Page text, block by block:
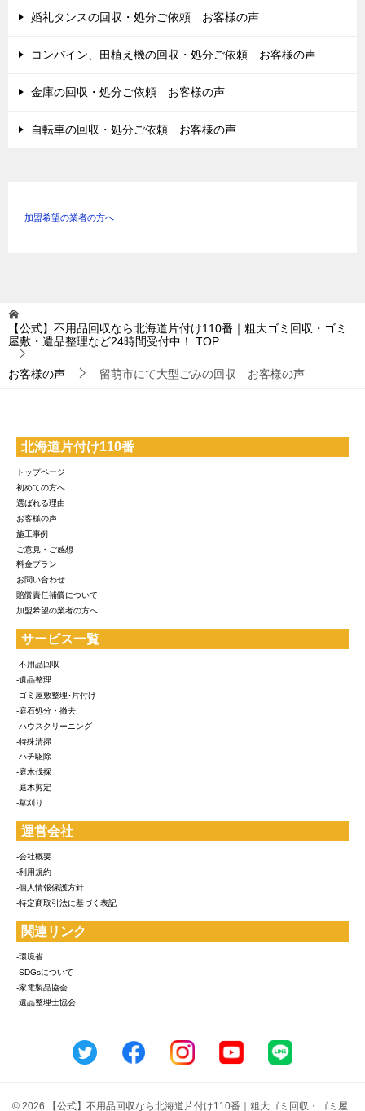
婚礼タンスの回収・処分ご依頼 お客様の声
コンバイン、田植え機の回収・処分ご依頼 お客様の声
金庫の回収・処分ご依頼 お客様の声
自転車の回収・処分ご依頼 お客様の声
加盟希望の業者の方へ
【公式】不用品回収なら北海道片付け110番｜粗大ゴミ回収・ゴミ
屋敷・遺品整理など24時間受付中！
TOP
お客様の声 留萌市にて大型ごみの回収 お客様の声
北海道片付け110番
トップページ
初めての方へ
選ばれる理由
お客様の声
施工事例
ご意見・ご感想
料金プラン
お問い合わせ
賠償責任補償について
加盟希望の業者の方へ
サービス一覧
-不用品回収
-遺品整理
-ゴミ屋敷整理･片付け
-庭石処分・撤去
-ハウスクリーニング
-特殊清掃
-ハチ駆除
-庭木伐採
-庭木剪定
-草刈り
運営会社
-会社概要
-利用規約
-個人情報保護方針
-特定商取引法に基づく表記
関連リンク
-環境省
-SDGsについて
-家電製品協会
-遺品整理士協会
© 2026 【公式】不用品回収なら北海道片付け110番｜粗大ゴミ回収・ゴミ屋